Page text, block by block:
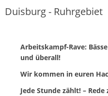
Duisburg - Ruhrgebiet
Arbeitskampf-Rave:
und überall!
Wir kommen in euren
Jede Stunde zählt! –